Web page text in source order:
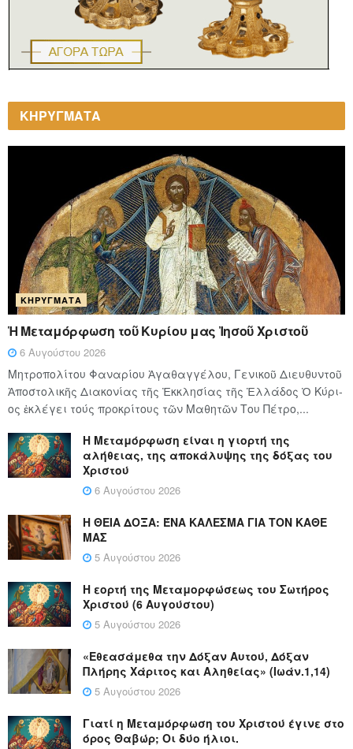
ΚΗΡΥΓΜΑΤΑ
ΚΗΡΎΓΜΑΤΑ
Ἡ Μεταμόρφωση τοῦ Κυρίου μας Ἰησοῦ Χριστοῦ
6 Αυγούστου 2026
Μητροπολίτου Φαναρίου Ἀγαθαγγέλου, Γενικοῦ Διευθυντοῦ
Ἀποστολικῆς Διακονίας τῆς Ἐκκλησίας τῆς Ἑλλάδος Ὁ Κύ­ρι­
ος ἐκλέγει τούς προ­κρί­τους τῶν Μα­θη­τῶν Του Πέ­τρο,...
Η Μεταμόρφωση είναι η γιορτή της
αλήθειας, της αποκάλυψης της δόξας του
Χριστού
6 Αυγούστου 2026
Η ΘΕΙΑ ΔΟΞΑ: ΈΝΑ ΚΑΛΕΣΜΑ ΓΙΑ ΤΟΝ ΚΑΘΕ
ΜΑΣ
5 Αυγούστου 2026
Η εορτή της Μεταμορφώσεως του Σωτήρος
Χριστού (6 Αυγούστου)
5 Αυγούστου 2026
«Εθεασάμεθα την Δόξαν Αυτού, Δόξαν
Πλήρης Χάριτος και Αληθείας» (Ιωάν.1,14)
5 Αυγούστου 2026
Γιατί η Μεταμόρφωση του Χριστού έγινε στο
όρος Θαβώρ; Οι δύο ήλιοι.